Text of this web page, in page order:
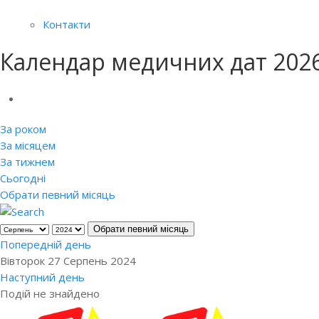
Контакти
Календар медичних дат
За роком
За місяцем
За тижнем
Сьогодні
Обрати певний місяць
Обрати певний місяць
Попередній день
Вівторок 27 Серпень 2024
Наступний день
Подій не знайдено